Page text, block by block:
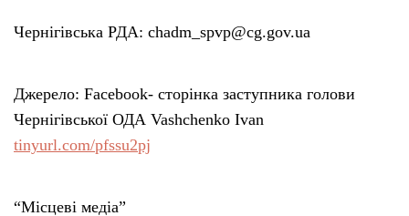
Чернігівська РДА: chadm_spvp@cg.gov.ua
Джерело: Facebook- сторінка заступника голови
Чернігівської ОДА Vashchenko Ivan
tinyurl.com/pfssu2pj
“Місцеві медіа”